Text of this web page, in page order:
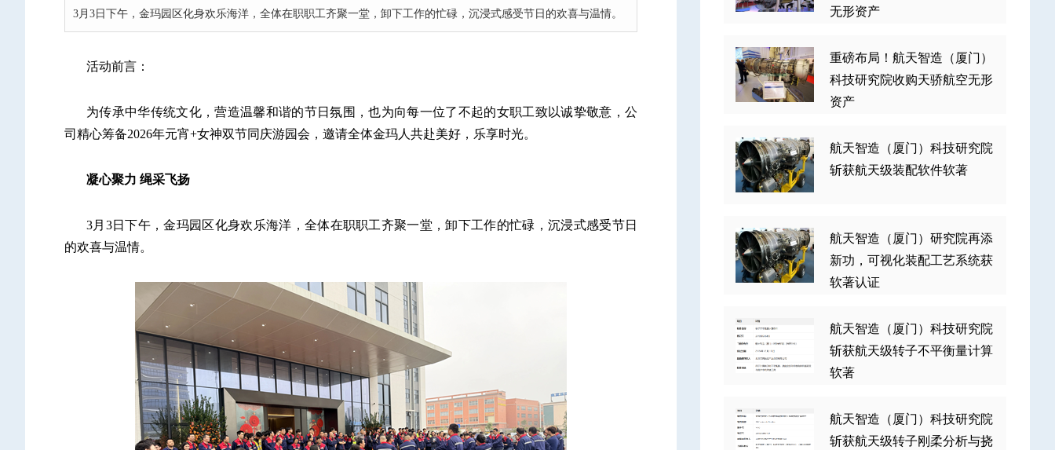
3月3日下午，金玛园区化身欢乐海洋，全体在职职工齐聚一堂，卸下工作的忙碌，沉浸式感受节日的欢喜与温情。
活动前言：
为传承中华传统文化，营造温馨和谐的节日氛围，也为向每一位了不起的女职工致以诚挚敬意，公
司精心筹备2026年元宵+女神双节同庆游园会，邀请全体金玛人共赴美好，乐享时光。
凝心聚力 绳采飞扬
3月3日下午，金玛园区化身欢乐海洋，全体在职职工齐聚一堂，卸下工作的忙碌，沉浸式感受节日
的欢喜与温情。
无形资产
重磅布局！航天智造（厦门）
科技研究院收购天骄航空无形
资产
航天智造（厦门）科技研究院
斩获航天级装配软件软著
航天智造（厦门）研究院再添
新功，可视化装配工艺系统获
软著认证
航天智造（厦门）科技研究院
斩获航天级转子不平衡量计算
软著
航天智造（厦门）科技研究院
斩获航天级转子刚柔分析与挠